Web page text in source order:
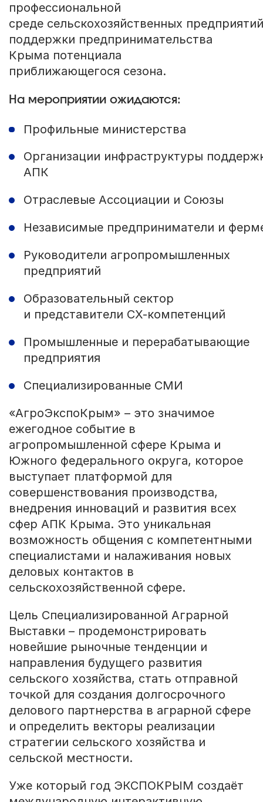
профессиональной
среде сельскохозяйственных
поддержки предпринимательства
Крыма потенциала
приближающегося сезона.
На мероприятии ожидаются:
Профильные министерства
Организации инфраструктуры
АПК
Отраслевые Ассоциации и Союзы
Независимые предприниматели и
Руководители агропромышленных
предприятий
Образовательный сектор
и представители СХ-компетенций
Промышленные и перерабатывающие
предприятия
Специализированные СМИ
«АгроЭкспоКрым» – это значимое
ежегодное событие в
агропромышленной сфере Крыма и
Южного федерального округа, которое
выступает платформой для
совершенствования производства,
внедрения инноваций и развития всех
сфер АПК Крыма. Это уникальная
возможность общения с компетентными
специалистами и налаживания новых
деловых контактов в
сельскохозяйственной сфере.
Цель Специализированной Аграрной
Выставки – продемонстрировать
новейшие рыночные тенденции и
направления будущего развития
сельского хозяйства, стать отправной
точкой для создания долгосрочного
делового партнерства в аграрной сфере
и определить векторы реализации
стратегии сельского хозяйства и
сельской местности.
Уже который год ЭКСПОКРЫМ создаёт